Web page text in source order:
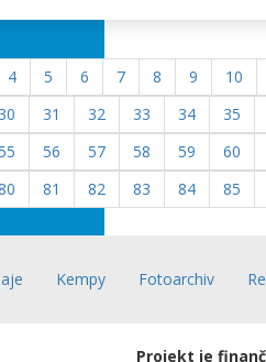
4 5 6 7 8 9 10
30 31 32 33 34 35
56 57 58 59 60
81 82 83 84 85
Kempy Fotoarchiv
Projekt je